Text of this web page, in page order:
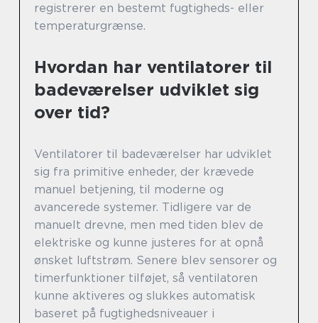
registrerer en bestemt fugtigheds- eller
temperaturgrænse.
Hvordan har ventilatorer til
badeværelser udviklet sig
over tid?
Ventilatorer til badeværelser har udviklet
sig fra primitive enheder, der krævede
manuel betjening, til moderne og
avancerede systemer. Tidligere var de
manuelt drevne, men med tiden blev de
elektriske og kunne justeres for at opnå
ønsket luftstrøm. Senere blev sensorer og
timerfunktioner tilføjet, så ventilatoren
kunne aktiveres og slukkes automatisk
baseret på fugtighedsniveauer i